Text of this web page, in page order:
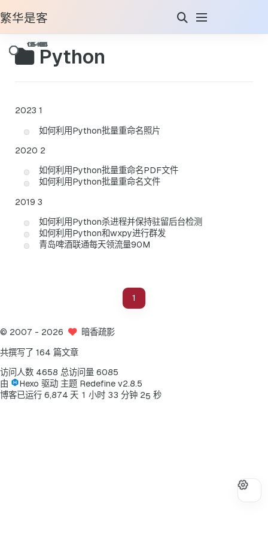
繁华是客
Python
2023 1
如何利用Python批量重命名照片
2020 2
如何利用Python批量重命名PDF文件
如何利用Python批量重命名文件
2019 3
如何利用Python杀进程并保持驻留后台检测
如何利用Python和wxpy进行群发
青岛啤酒联通每天领流量90M
1
© 2007 - 2026 暗香疏影
共撰写了 164 篇文章
访问人数 4658 总访问量 6085
由
Hexo 驱动 主题 Redefine v2.8.5
博客已运行 6,874 天 1 小时 33 分钟 25 秒